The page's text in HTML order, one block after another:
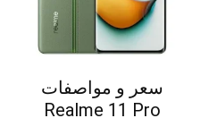
سعر و مواصفات
Realme 11 Pro